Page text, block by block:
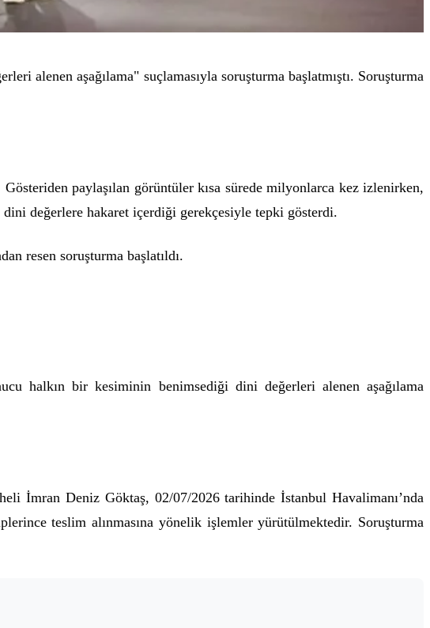
alenen aşağılama" suçlamasıyla soruşturma başlatmıştı. Soruşturma
paylaşılan görüntüler kısa sürede milyonlarca kez izlenirken,
değerlere hakaret içerdiği gerekçesiyle tepki gösterdi.
resen soruşturma başlatıldı.
halkın bir kesiminin benimsediği dini değerleri alenen aşağılama
İmran Deniz Göktaş, 02/07/2026 tarihinde İstanbul Havalimanı’nda
teslim alınmasına yönelik işlemler yürütülmektedir. Soruşturma